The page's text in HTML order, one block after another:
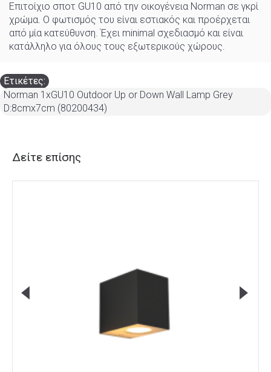
Επιτοίχιο σποτ GU10 από την οικογένεια Norman σε γκρί
χρώμα. Ο φωτισμός του είναι εστιακός και προέρχεται
από μία κατεύθυνση. Έχει minimal σχεδιασμό και είναι
κατάλληλο για όλους τους εξωτερικούς χώρους.
Ετικέτες:
Norman 1xGU10 Outdoor Up or Down Wall Lamp Grey
D:8cmx7cm (80200434)
Δείτε επίσης